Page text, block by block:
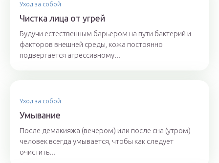
Уход за собой
Чистка лица от угрей
Будучи естественным барьером на пути бактерий и
факторов внешней среды, кожа постоянно
подвергается агрессивному...
Уход за собой
Умывание
После демакияжа (вечером) или после сна (утром)
человек всегда умывается, чтобы как следует
очистить...